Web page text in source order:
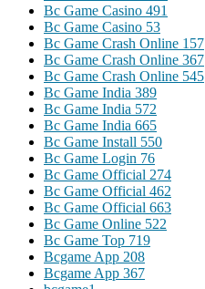
Bc Game Casino 491
Bc Game Casino 53
Bc Game Crash Online 157
Bc Game Crash Online 367
Bc Game Crash Online 545
Bc Game India 389
Bc Game India 572
Bc Game India 665
Bc Game Install 550
Bc Game Login 76
Bc Game Official 274
Bc Game Official 462
Bc Game Official 663
Bc Game Online 522
Bc Game Top 719
Bcgame App 208
Bcgame App 367